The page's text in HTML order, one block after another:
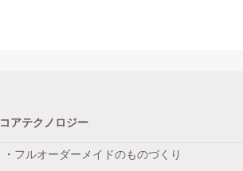
コアテクノロジー
フルオーダーメイドのものづくり